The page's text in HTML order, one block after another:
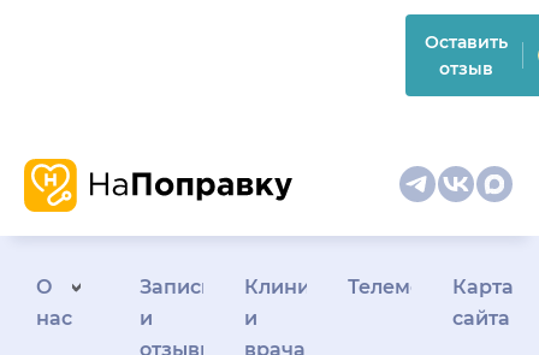
Оставить
отзыв
О
нас
Запись
и
отзывы
Клиникам
и
врачам
Телемедицина
Карта
сайта